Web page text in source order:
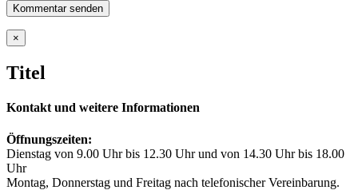
Close
product
view
×
Titel
Kontakt und weitere Informationen
Öffnungszeiten:
Dienstag von 9.00 Uhr bis 12.30 Uhr und von 14.30 Uhr bis 18.00
Uhr
Montag, Donnerstag und Freitag nach telefonischer Vereinbarung.